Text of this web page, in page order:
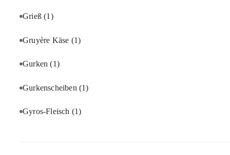
Grieß(1)
Gruyère Käse (1)
Gurken(1)
Gurkenscheiben (1)
Gyros-Fleisch (1)